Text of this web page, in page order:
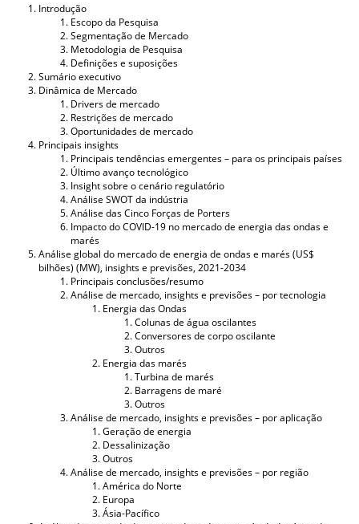
Introdução
Escopo da Pesquisa
Segmentação de Mercado
Metodologia de Pesquisa
Definições e suposições
Sumário executivo
Dinâmica de Mercado
Drivers de mercado
Restrições de mercado
Oportunidades de mercado
Principais insights
Principais tendências emergentes – para os principais países
Último avanço tecnológico
Insight sobre o cenário regulatório
Análise SWOT da indústria
Análise das Cinco Forças de Porters
Impacto do COVID-19 no mercado de energia das ondas e
marés
Análise global do mercado de energia de ondas e marés (US$
bilhões) (MW), insights e previsões, 2021-2034
Principais conclusões/resumo
Análise de mercado, insights e previsões – por tecnologia
Energia das Ondas
Colunas de água oscilantes
Conversores de corpo oscilante
Outros
Energia das marés
Turbina de marés
Barragens de maré
Outros
Análise de mercado, insights e previsões – por aplicação
Geração de energia
Dessalinização
Outros
Análise de mercado, insights e previsões – por região
América do Norte
Europa
Ásia-Pacífico